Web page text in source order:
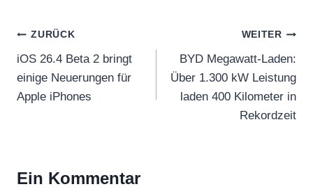
Beitragsnavigation
ZURÜCK
iOS 26.4 Beta 2 bringt
einige Neuerungen für
Apple iPhones
WEITER
BYD Megawatt-Laden:
Über 1.300 kW Leistung
laden 400 Kilometer in
Rekordzeit
Ein Kommentar